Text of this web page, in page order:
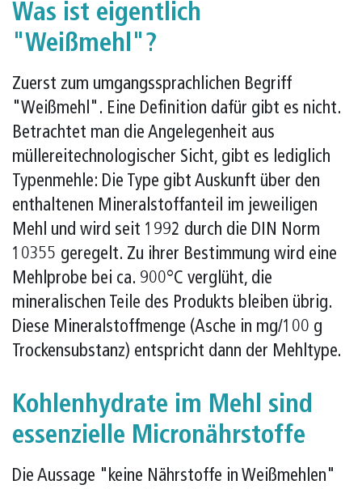
Was ist eigentlich
"Weißmehl"?
Zuerst zum umgangssprachlichen Begriff
"Weißmehl". Eine Definition dafür gibt es nicht.
Betrachtet man die Angelegenheit aus
müllereitechnologischer Sicht, gibt es lediglich
Typenmehle: Die Type gibt Auskunft über den
enthaltenen Mineralstoffanteil im jeweiligen
Mehl und wird seit 1992 durch die DIN Norm
10355 geregelt. Zu ihrer Bestimmung wird eine
Mehlprobe bei ca. 900°C verglüht, die
mineralischen Teile des Produkts bleiben übrig.
Diese Mineralstoffmenge (Asche in mg/100 g
Trockensubstanz) entspricht dann der Mehltype.
Kohlenhydrate im Mehl sind
essenzielle Micronährstoffe
Die Aussage "keine Nährstoffe in Weißmehlen"